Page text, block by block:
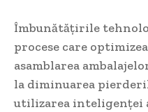
Îmbunătățirile
procese care
asamblarea
la diminuarea
utilizarea inteligenței